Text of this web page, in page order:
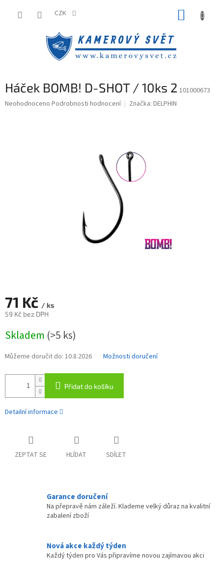
CZK
Háček BOMB! D-SHOT / 10ks 2 101000673
Průměrné
Neohodnoceno Podrobnosti hodnocení Značka: DELPHIN
71 Kč / ks
59 Kč bez DPH
cena:
Skladem (>5 ks)
Můžeme doručit do: 10.8.2026 Možnosti doručení
Přidat do košíku
Detailní informace
ZEPTAT SE HLÍDAT SDÍLET
Garance doručení
Na přepravě nám záleží. Klademe velký důraz na kvalitní
zabalení zboží
Nová akce každý týden
Každý týden pro Vás připravíme novou zajímavou akci